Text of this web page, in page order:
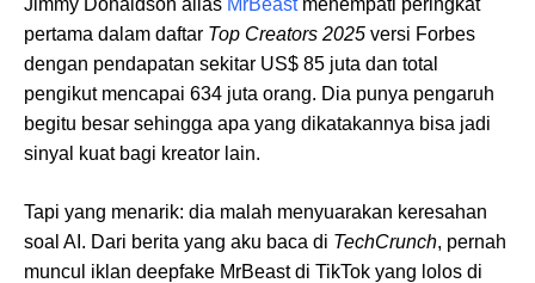
Jimmy Donaldson alias MrBeastmenempati peringkat
pertama dalam daftar Top Creators 2025 versi Forbes
dengan pendapatan sekitar US$ 85 juta dan total
pengikut mencapai 634 juta orang. Dia punya pengaruh
begitu besar sehingga apa yang dikatakannya bisa jadi
sinyal kuat bagi kreator lain.
Tapi yang menarik: dia malah menyuarakan keresahan
soal AI. Dari berita yang aku baca di TechCrunch, pernah
muncul iklan deepfake MrBeast di TikTok yang lolos di